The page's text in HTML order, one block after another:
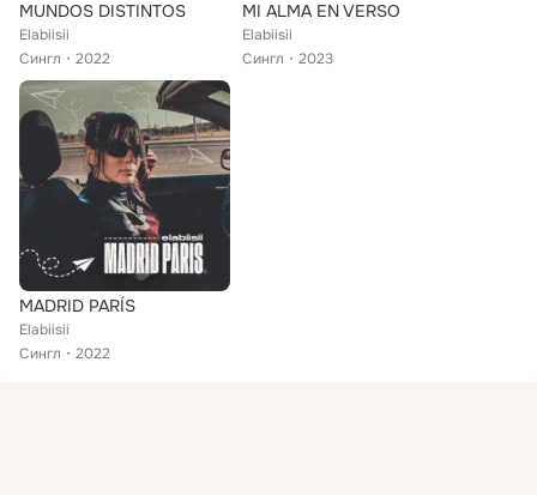
MUNDOS DISTINTOS
Elabiisii
Сингл
2022
MI ALMA EN VERSO
Elabiisii
Сингл
2023
MADRID PARÍS
Elabiisii
Сингл
2022